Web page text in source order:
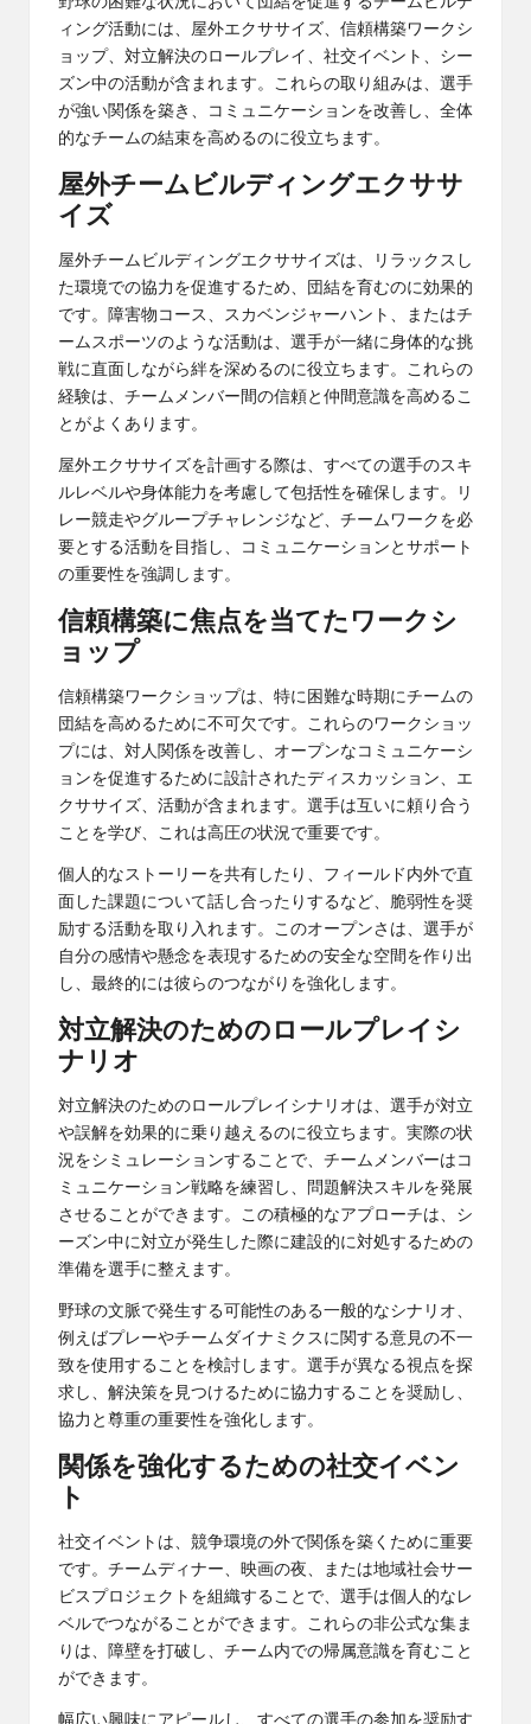
野球の困難な状況において団結を促進するチームビルデ
ィング活動には、屋外エクササイズ、信頼構築ワークシ
ョップ、対立解決のロールプレイ、社交イベント、シー
ズン中の活動が含まれます。これらの取り組みは、選手
が強い関係を築き、コミュニケーションを改善し、全体
的なチームの結束を高めるのに役立ちます。
屋外チームビルディングエクササ
イズ
屋外チームビルディングエクササイズは、リラックスし
た環境での協力を促進するため、団結を育むのに効果的
です。障害物コース、スカベンジャーハント、またはチ
ームスポーツのような活動は、選手が一緒に身体的な挑
戦に直面しながら絆を深めるのに役立ちます。これらの
経験は、チームメンバー間の信頼と仲間意識を高めるこ
とがよくあります。
屋外エクササイズを計画する際は、すべての選手のスキ
ルレベルや身体能力を考慮して包括性を確保します。リ
レー競走やグループチャレンジなど、チームワークを必
要とする活動を目指し、コミュニケーションとサポート
の重要性を強調します。
信頼構築に焦点を当てたワークシ
ョップ
信頼構築ワークショップは、特に困難な時期にチームの
団結を高めるために不可欠です。これらのワークショッ
プには、対人関係を改善し、オープンなコミュニケーシ
ョンを促進するために設計されたディスカッション、エ
クササイズ、活動が含まれます。選手は互いに頼り合う
ことを学び、これは高圧の状況で重要です。
個人的なストーリーを共有したり、フィールド内外で直
面した課題について話し合ったりするなど、脆弱性を奨
励する活動を取り入れます。このオープンさは、選手が
自分の感情や懸念を表現するための安全な空間を作り出
し、最終的には彼らのつながりを強化します。
対立解決のためのロールプレイシ
ナリオ
対立解決のためのロールプレイシナリオは、選手が対立
や誤解を効果的に乗り越えるのに役立ちます。実際の状
況をシミュレーションすることで、チームメンバーはコ
ミュニケーション戦略を練習し、問題解決スキルを発展
させることができます。この積極的なアプローチは、シ
ーズン中に対立が発生した際に建設的に対処するための
準備を選手に整えます。
野球の文脈で発生する可能性のある一般的なシナリオ、
例えばプレーやチームダイナミクスに関する意見の不一
致を使用することを検討します。選手が異なる視点を探
求し、解決策を見つけるために協力することを奨励し、
協力と尊重の重要性を強化します。
関係を強化するための社交イベン
ト
社交イベントは、競争環境の外で関係を築くために重要
です。チームディナー、映画の夜、または地域社会サー
ビスプロジェクトを組織することで、選手は個人的なレ
ベルでつながることができます。これらの非公式な集ま
りは、障壁を打破し、チーム内での帰属意識を育むこと
ができます。